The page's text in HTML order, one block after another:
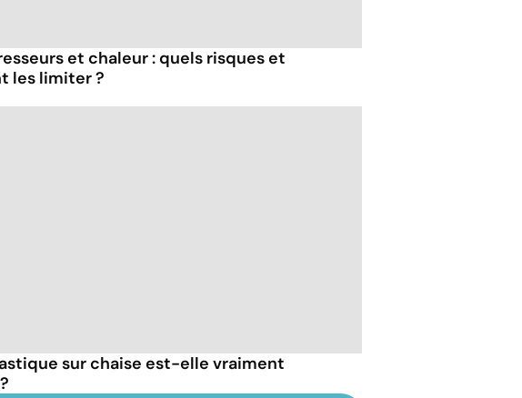
et chaleur : quels risques et
les limiter ?
sur chaise est-elle vraiment